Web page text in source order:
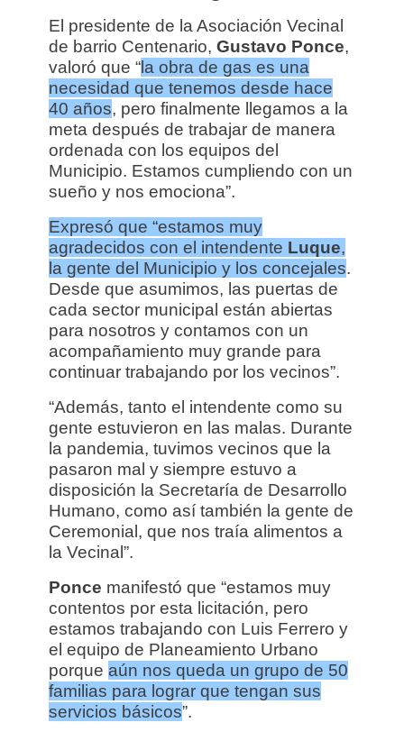
El presidente de la Asociación Vecinal
de barrio Centenario, Gustavo Ponce,
valoró que “la obra de gas es una
necesidad que tenemos desde hace
40 años, pero finalmente llegamos a la
meta después de trabajar de manera
ordenada con los equipos del
Municipio. Estamos cumpliendo con un
sueño y nos emociona”.
Expresó que “estamos muy
agradecidos con el intendente Luque,
la gente del Municipio y los concejales.
Desde que asumimos, las puertas de
cada sector municipal están abiertas
para nosotros y contamos con un
acompañamiento muy grande para
continuar trabajando por los vecinos”.
“Además, tanto el intendente como su
gente estuvieron en las malas. Durante
la pandemia, tuvimos vecinos que la
pasaron mal y siempre estuvo a
disposición la Secretaría de Desarrollo
Humano, como así también la gente de
Ceremonial, que nos traía alimentos a
la Vecinal”.
Ponce manifestó que “estamos muy
contentos por esta licitación, pero
estamos trabajando con Luis Ferrero y
el equipo de Planeamiento Urbano
porque aún nos queda un grupo de 50
familias para lograr que tengan sus
servicios básicos”.